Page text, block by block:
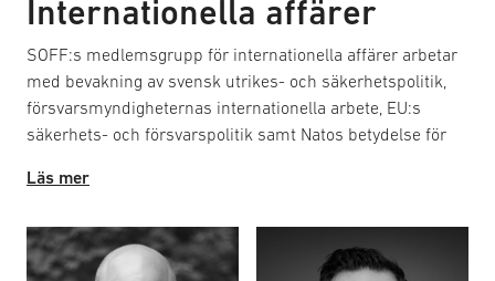
Internationella affärer
SOFF:s medlemsgrupp för internationella affärer arbetar
med bevakning av svensk utrikes- och säkerhetspolitik,
försvarsmyndigheternas internationella arbete, EU:s
säkerhets- och försvarspolitik samt Natos betydelse för
dialog med departement och myndigheter och ansvarar
genom försvarsmarknadsdagar och deltagande på större
mässor. Syftet är att utforma positioner inom säkerhets-,
Läs mer